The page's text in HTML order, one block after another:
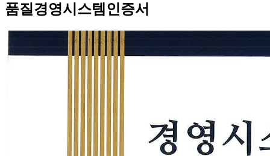
품질경영시스템인증서